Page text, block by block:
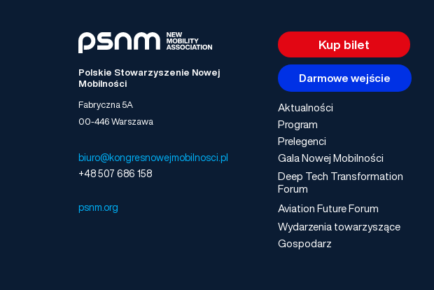
Polskie Stowarzyszenie Nowej
Mobilności
Fabryczna 5A
00-446 Warszawa
biuro@kongresnowejmobilnosci.pl
+48 507 686 158
psnm.org
Kup bilet
Darmowe wejście
Aktualności
Program
Prelegenci
Gala Nowej Mobilności
Deep Tech Transformation
Forum
Aviation Future Forum
Wydarzenia towarzyszące
Gospodarz